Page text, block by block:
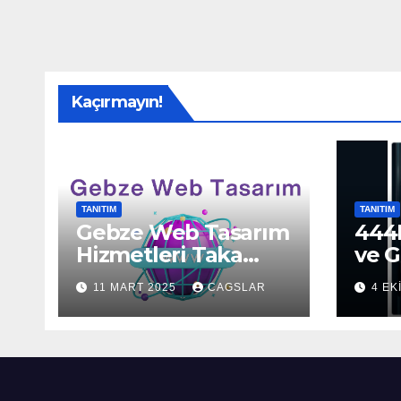
Kaçırmayın!
TANITIM
Gebze Web Tasarım
Hizmetleri Taka
Bilişim’de!
11 MART 2025 CAGSLAR
TANITIM
ve
4